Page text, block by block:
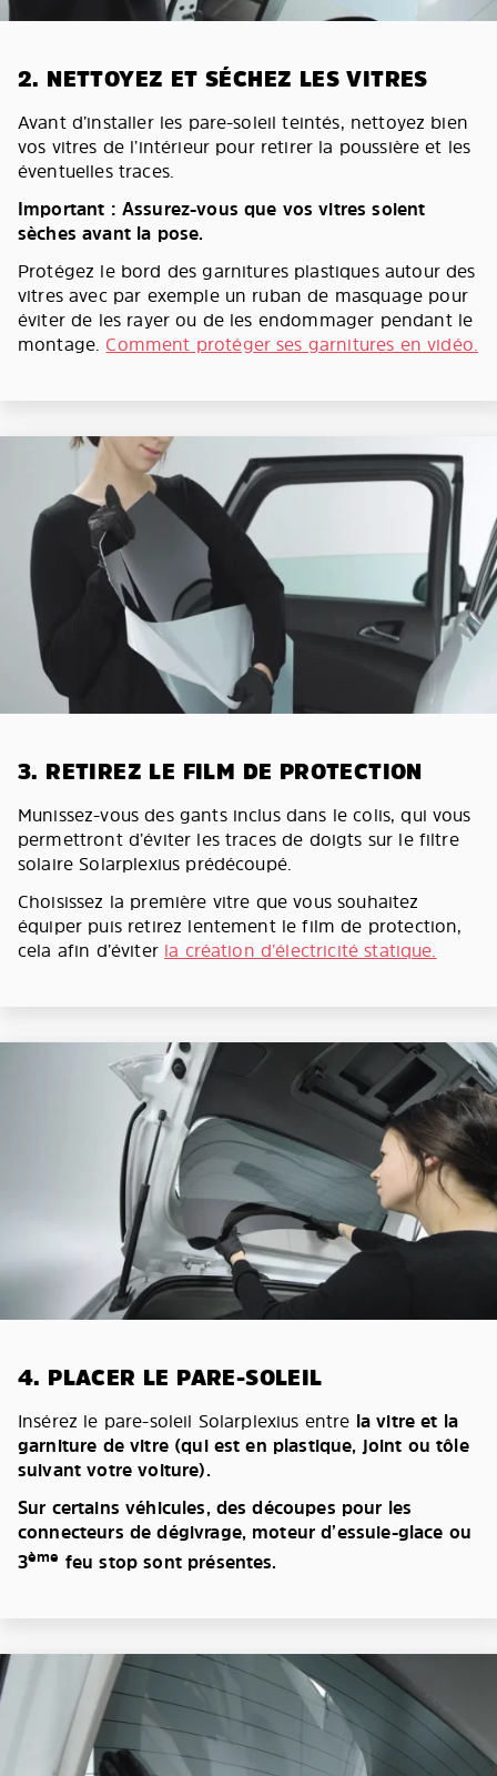
2. NETTOYEZ ET SÉCHEZ LES VITRES
Avant d’installer les pare-soleil teintés, nettoyez bien
vos vitres de l’intérieur pour retirer la poussière et les
éventuelles traces.
Important : Assurez-vous que vos vitres soient
sèches avant la pose.
Protégez le bord des garnitures plastiques autour des
vitres avec par exemple un ruban de masquage pour
éviter de les rayer ou de les endommager pendant le
montage. Comment protéger ses garnitures en vidéo.
3. RETIREZ LE FILM DE PROTECTION
Munissez-vous des gants inclus dans le colis, qui vous
permettront d’éviter les traces de doigts sur le filtre
solaire Solarplexius prédécoupé.
Choisissez la première vitre que vous souhaitez
équiper puis retirez lentement le film de protection,
cela afin d’éviter la création d’électricité statique.
4. PLACER LE PARE-SOLEIL
Insérez le pare-soleil Solarplexius entre la vitre et la
garniture de vitre (qui est en plastique, joint ou tôle
suivant votre voiture).
Sur certains véhicules, des découpes pour les
connecteurs de dégivrage, moteur d’essuie-glace ou
3ème feu stop sont présentes.